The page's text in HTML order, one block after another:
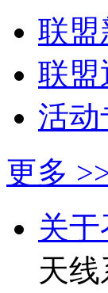
联盟
联盟
活动
更多
关
天